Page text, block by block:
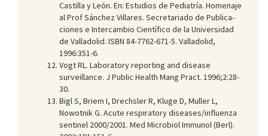
Castilla y León. En: Estudios de Pediatría. Homenaje
al Prof Sánchez Villares. Secretariado de Publica­
ciones e Intercambio Científico de la Universidad
de Valladolid. ISBN 84-7762-671-5. Valladolid,
1996:351-6.
Vogt RL. Laboratory reporting and disease
surveillance. J Public Health Mang Pract. 1996;2:28-
30.
Bigl S, Briem I, Drechsler R, Kluge D, Muller L,
Nowotnik G. Acute respiratory diseases/influenza
sentinel 2000/2001. Med Microbiol Immunol (Berl).